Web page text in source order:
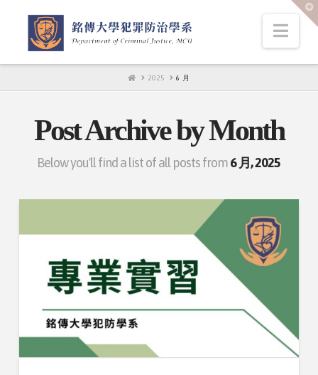
HOME
2025 6 月
Post Archive by Month
Below you'll find a list of all posts from6 月, 2025